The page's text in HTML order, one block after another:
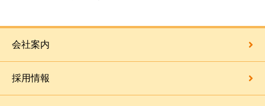
会社案内
採用情報